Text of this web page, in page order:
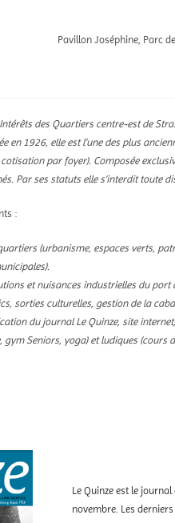
Pavillon Joséphine, Parc
Intérêts des Quartiers centre-est de
en 1926, elle est l’une des plus
par foyer). Composée
Par ses statuts elle s’interdit toute
:
(urbanisme, espaces verts,
et nuisances industrielles du port
sorties culturelles, gestion de la
du journal Le Quinze, site
Seniors, yoga) et ludiques (cours
Le Quinze est le
novembre. Les